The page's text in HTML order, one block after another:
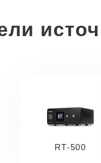
RT-500